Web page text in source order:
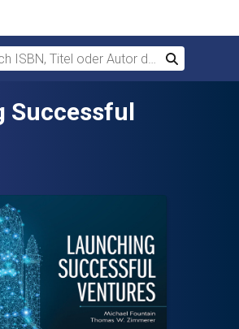
ISBN, Titel oder Autor durchsuchen
Suchen
Successful